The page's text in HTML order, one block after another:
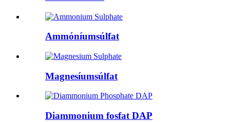
Ammóníumsúlfat
Magnesíumsúlfat
Diammonium fosfat DAP